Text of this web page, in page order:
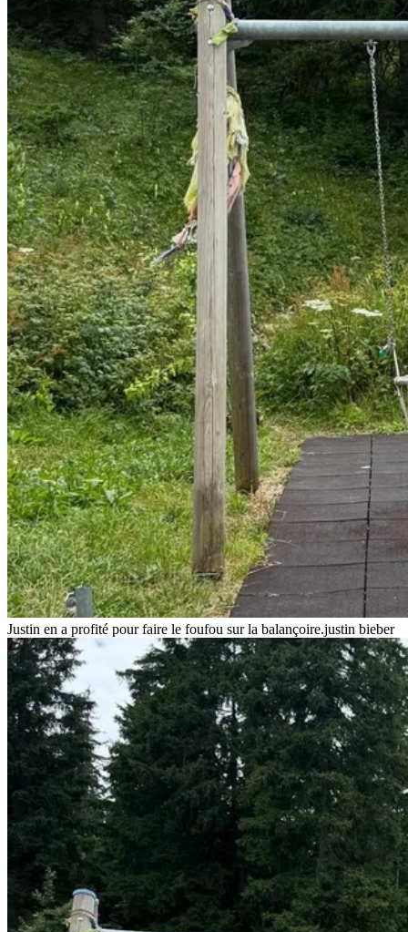
Justin en a profité pour faire le foufou sur la balançoire.justin bieber